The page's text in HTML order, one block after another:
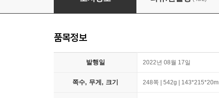
품목정보
발행일 2022년 08월 17일
쪽수, 무게, 크기 248쪽 | 542g |